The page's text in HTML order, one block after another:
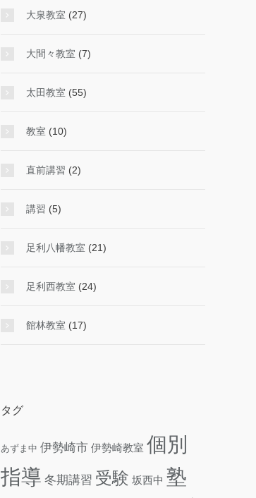
大泉教室 (27)
大間々教室 (7)
太田教室 (55)
教室 (10)
直前講習 (2)
講習 (5)
足利八幡教室 (21)
足利西教室 (24)
館林教室 (17)
タグ
あずま中 伊勢崎市 伊勢崎教室 個別
指導 冬期講習 受験 坂西中 塾